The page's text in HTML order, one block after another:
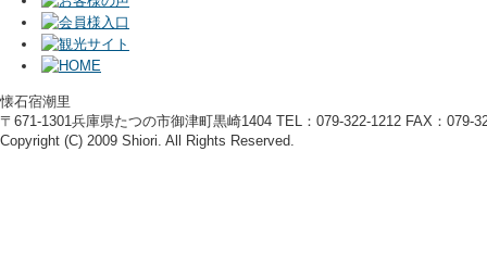
懐石宿潮里
〒671-1301兵庫県たつの市御津町黒崎1404 TEL：079-322-1212 FAX：079-
Copyright (C) 2009 Shiori. All Rights Reserved.